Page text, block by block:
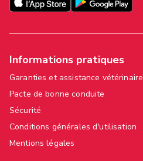
Informations pratiques
Garanties et assistance vétérinaire
Pacte de bonne conduite
Sécurité
Conditions générales d'utilisation
Mentions légales